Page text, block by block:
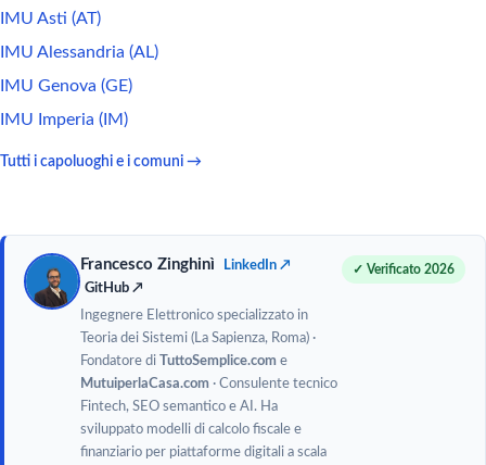
IMU Asti (AT)
IMU Alessandria (AL)
IMU Genova (GE)
IMU Imperia (IM)
Tutti i capoluoghi e i comuni →
Francesco Zinghinì
LinkedIn ↗
GitHub ↗
Ingegnere Elettronico specializzato in
Teoria dei Sistemi (La Sapienza, Roma) ·
Fondatore di TuttoSemplice.com e
MutuiperlaCasa.com · Consulente tecnico
Fintech, SEO semantico e AI. Ha
sviluppato modelli di calcolo fiscale e
finanziario per piattaforme digitali a scala
✓ Verificato 2026